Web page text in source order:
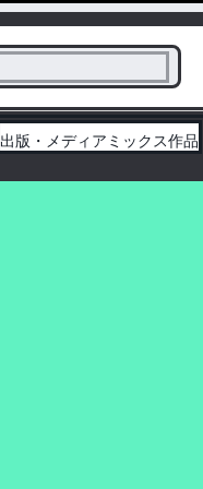
出版・メディアミックス作品